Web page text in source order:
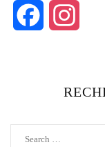
Facebook
Search